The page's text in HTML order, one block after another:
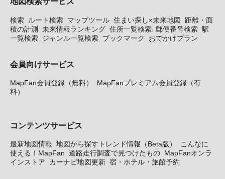
検索 ルート検索 マップツール 住まい探し×未来地図
距離・面
積の計測 未来情報ランキング 住所一覧検索 郵便番号検索 駅
一覧検索 ジャンル一覧検索 ブックマーク おでかけプラン
会員向けサービス
MapFan会員登録（無料）
MapFanプレミアム会員登録（有
料）
コンテンツサービス
最新地図情報 地図から探すトレンド情報（Beta版）
こんなに
使える！MapFan 道路走行調査で見つけたもの MapFanオンラ
インストア
カーナビ地図更新 宿・ホテル・旅館予約